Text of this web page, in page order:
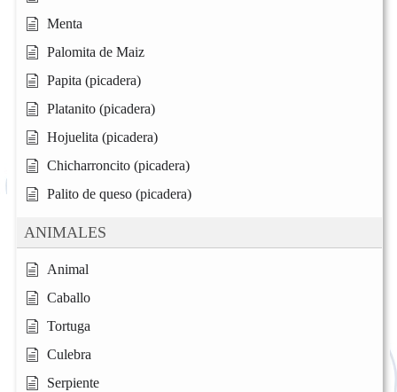
Menta
Palomita de Maiz
Papita (picadera)
Platanito (picadera)
Hojuelita (picadera)
Chicharroncito (picadera)
Palito de queso (picadera)
ANIMALES
Animal
Caballo
Tortuga
Culebra
Serpiente